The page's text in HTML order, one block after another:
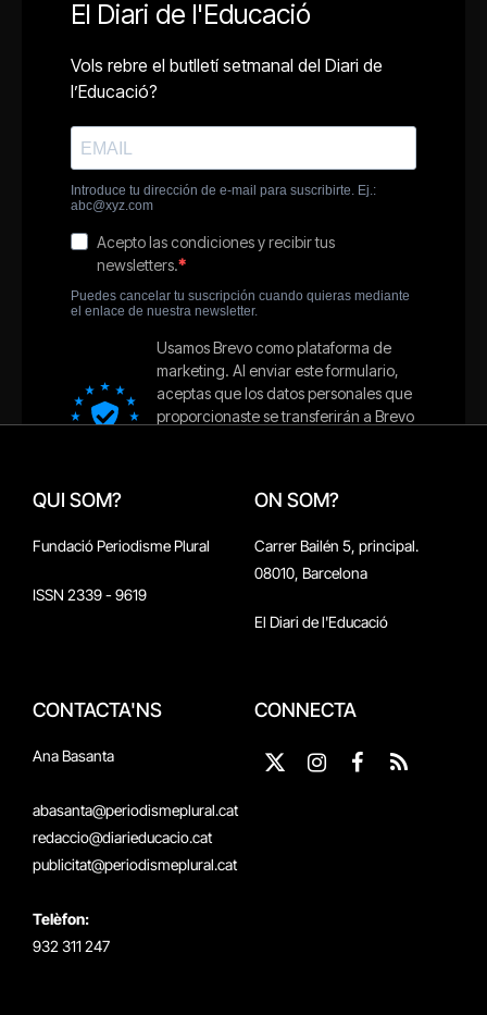
QUI SOM?
Fundació Periodisme Plural
ISSN 2339 - 9619
ON SOM?
Carrer Bailén 5, principal.
08010, Barcelona
El Diari de l'Educació
CONTACTA'NS
Ana Basanta
abasanta@periodismeplural.cat
redaccio@diarieducacio.cat
publicitat@periodismeplural.cat
Telèfon:
932 311 247
CONNECTA
X
Instagram
Facebook
RSS